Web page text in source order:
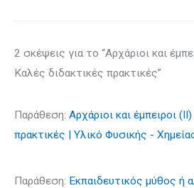
2 σκέψεις για το “Αρχάριοι και
Καλές διδακτικές πρακτικές”
Παράθεση: Αρχάριοι και έμπειροι
πρακτικές | Υλικό Φυσικής -
Παράθεση: Εκπαιδευτικός μύθος ή